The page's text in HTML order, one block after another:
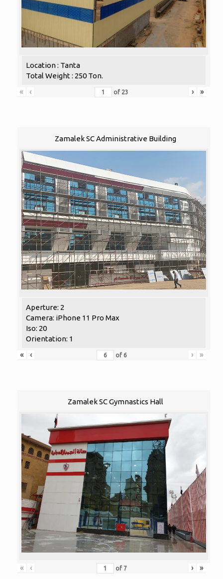
Location : Tanta
Total Weight : 250 Ton.
«
‹ of 23 › »
Zamalek SC Administrative Building
Aperture: 2
Camera: iPhone 11 Pro Max
Iso: 20
Orientation: 1
«
‹ of 6 › »
Zamalek SC Gymnastics Hall
« ‹ of 7 › »